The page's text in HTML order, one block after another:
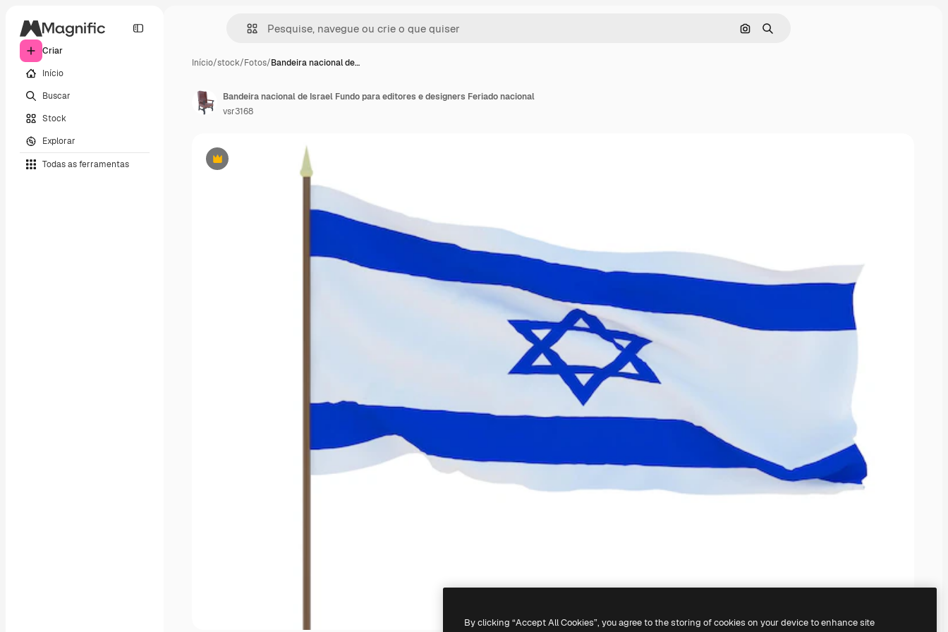
Criar
Início
Buscar
Stock
Explorar
Todas as ferramentas
Pesquisar por imagem
Buscar
Início/stock/Fotos/Bandeira nacional de…
Premium
Bandeira nacional de Israel Fundo para editores e designers Feriado nacional
vsr3168
By clicking “Accept All Cookies”, you agree to the storing of cookies on your device to enhance site